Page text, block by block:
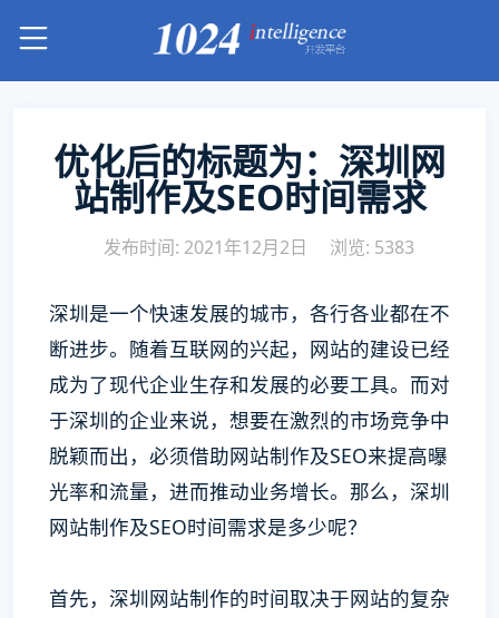
优化后的标题为：深圳网
站制作及SEO时间需求
发布时间: 2021年12月2日 浏览: 5383
深圳是一个快速发展的城市，各行各业都在不
断进步。随着互联网的兴起，网站的建设已经
成为了现代企业生存和发展的必要工具。而对
于深圳的企业来说，想要在激烈的市场竞争中
脱颖而出，必须借助网站制作及SEO来提高曝
光率和流量，进而推动业务增长。那么，深圳
网站制作及SEO时间需求是多少呢？
首先，深圳网站制作的时间取决于网站的复杂